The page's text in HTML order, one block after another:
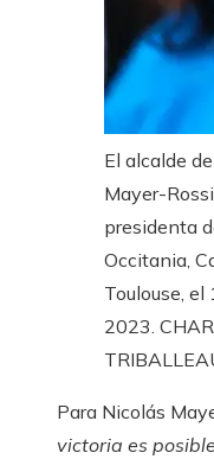
El alcalde
Mayer-
presidenta
Occitania,
Toulouse, el
2023.
Para Nicolás
victoria es